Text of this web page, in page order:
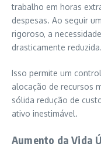
trabalho em horas
despesas. Ao seguir
rigoroso, a
drasticamente reduzida.
Isso permite um
alocação de recursos
sólida redução de
ativo inestimável.
Aumento da Vida